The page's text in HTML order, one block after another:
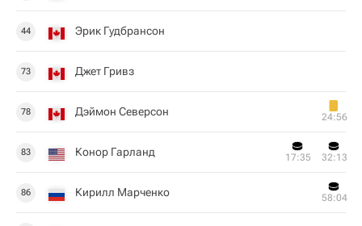
44 Эрик Гудбрансон
73 Джет Гривз
78 Дэймон Северсон 24:56
83 Конор Гарланд 17:35 32:13
86 Кирилл Марченко 58:04